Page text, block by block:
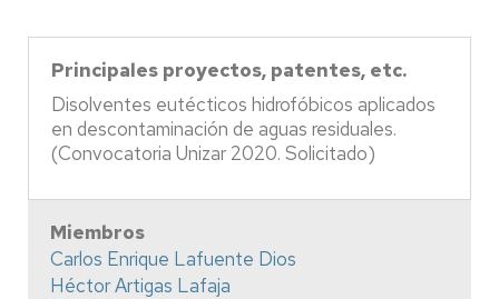
Principales proyectos, patentes, etc.
Disolventes eutécticos hidrofóbicos aplicados
en descontaminación de aguas residuales.
(Convocatoria Unizar 2020. Solicitado)
Miembros
Carlos Enrique Lafuente Dios
Héctor Artigas Lafaja